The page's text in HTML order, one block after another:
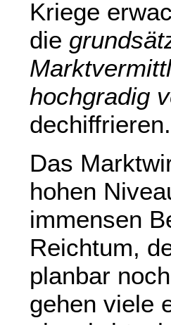
Kriege
die
hochgradig
dechiffrieren.
Das
hohen
immensen
Reichtum,
planbar
gehen viele